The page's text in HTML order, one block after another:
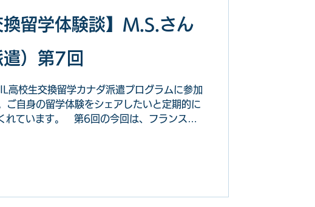
換留学体験談】M.S.さん
遣）第7回
校生交換留学カナダ派遣プログラムに参加
ご自身の留学体験をシェアしたいと定期的に
れています。 第6回の今回は、フランスか